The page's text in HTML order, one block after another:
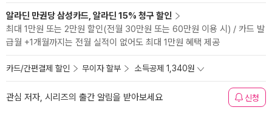
알라딘 만권당 삼성카드, 알라딘 15% 청구 할인
최대 1만원 또는 2만원 할인(전월 30만원 또는 60만원 이용 시) / 카드 발
급월 +1개월까지는 전월 실적이 없어도 최대 1만원 혜택 제공
카드/간편결제 할인 무이자 할부 소득공제 1,340원
관심 저자, 시리즈의 출간 알림을 받아보세요 신청